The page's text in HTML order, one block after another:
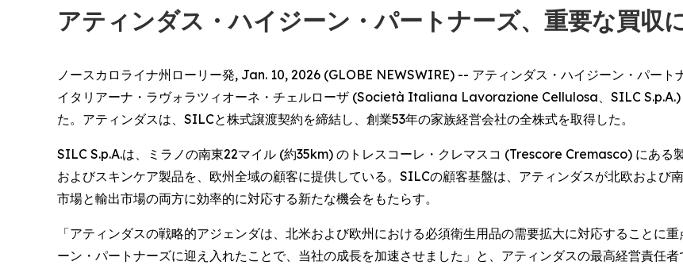
アティンダス・ハイジーン・パートナーズ、重要な買収
ノースカロライナ州ローリー発, Jan. 10, 2026 (GLOBE NEWSWIRE) -- アティンダス・ハイジーン・パー
イタリアーナ・ラヴォラツィオーネ・チェルローザ (Società Italiana Lavorazione Cellulosa、SILC S.p.A.)
た。アティンダスは、SILCと株式譲渡契約を締結し、創業53年の家族経営会社の全株式を取得した。
SILC S.p.A.は、ミラノの南東22マイル (約35km) のトレスコーレ・クレマスコ (Trescore Cremasco) にある
およびスキンケア製品を、欧州全域の顧客に提供している。SILCの顧客基盤は、アティンダスが北欧および
市場と輸出市場の両方に効率的に対応する新たな機会をもたらす。
「アティンダスの戦略的アジェンダは、北米および欧州における必須衛生用品の需要拡大に対応することに
ーン・パートナーズに迎え入れたことで、当社の成長を加速させました」と、アティンダスの最高経営責任